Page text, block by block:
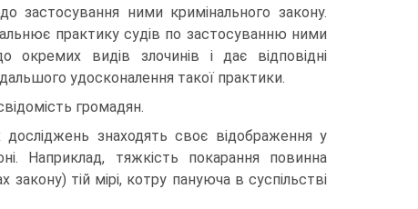
застосування ними кримінального закону.
практику судів по застосуванню ними
окремих видів злочинів і дає відповідні
удосконалення такої практики.
громадян.
досліджень знаходять своє відображення у
Наприклад, тяжкість покарання повинна
закону) тій мірі, котру пануюча в суспільстві